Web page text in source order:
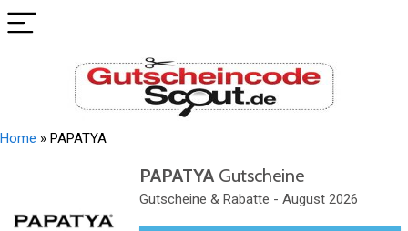
Home » PAPATYA
PAPATYAGutscheine
Gutscheine & Rabatte - August 2026